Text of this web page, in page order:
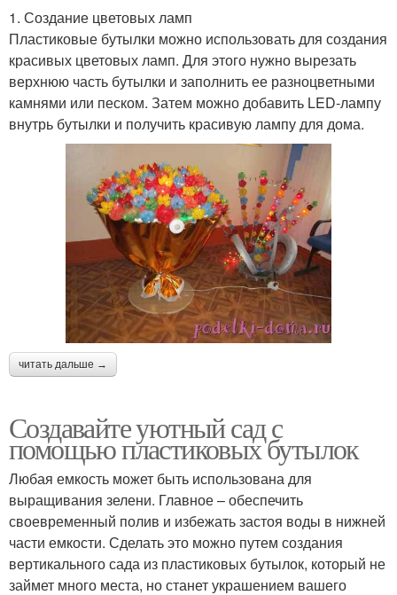
1. Создание цветовых ламп
Пластиковые бутылки можно использовать для создания
красивых цветовых ламп. Для этого нужно вырезать
верхнюю часть бутылки и заполнить ее разноцветными
камнями или песком. Затем можно добавить LED-лампу
внутрь бутылки и получить красивую лампу для дома.
читать дальше →
Создавайте уютный сад с
помощью пластиковых бутылок
Любая емкость может быть использована для
выращивания зелени. Главное – обеспечить
своевременный полив и избежать застоя воды в нижней
части емкости. Сделать это можно путем создания
вертикального сада из пластиковых бутылок, который не
займет много места, но станет украшением вашего